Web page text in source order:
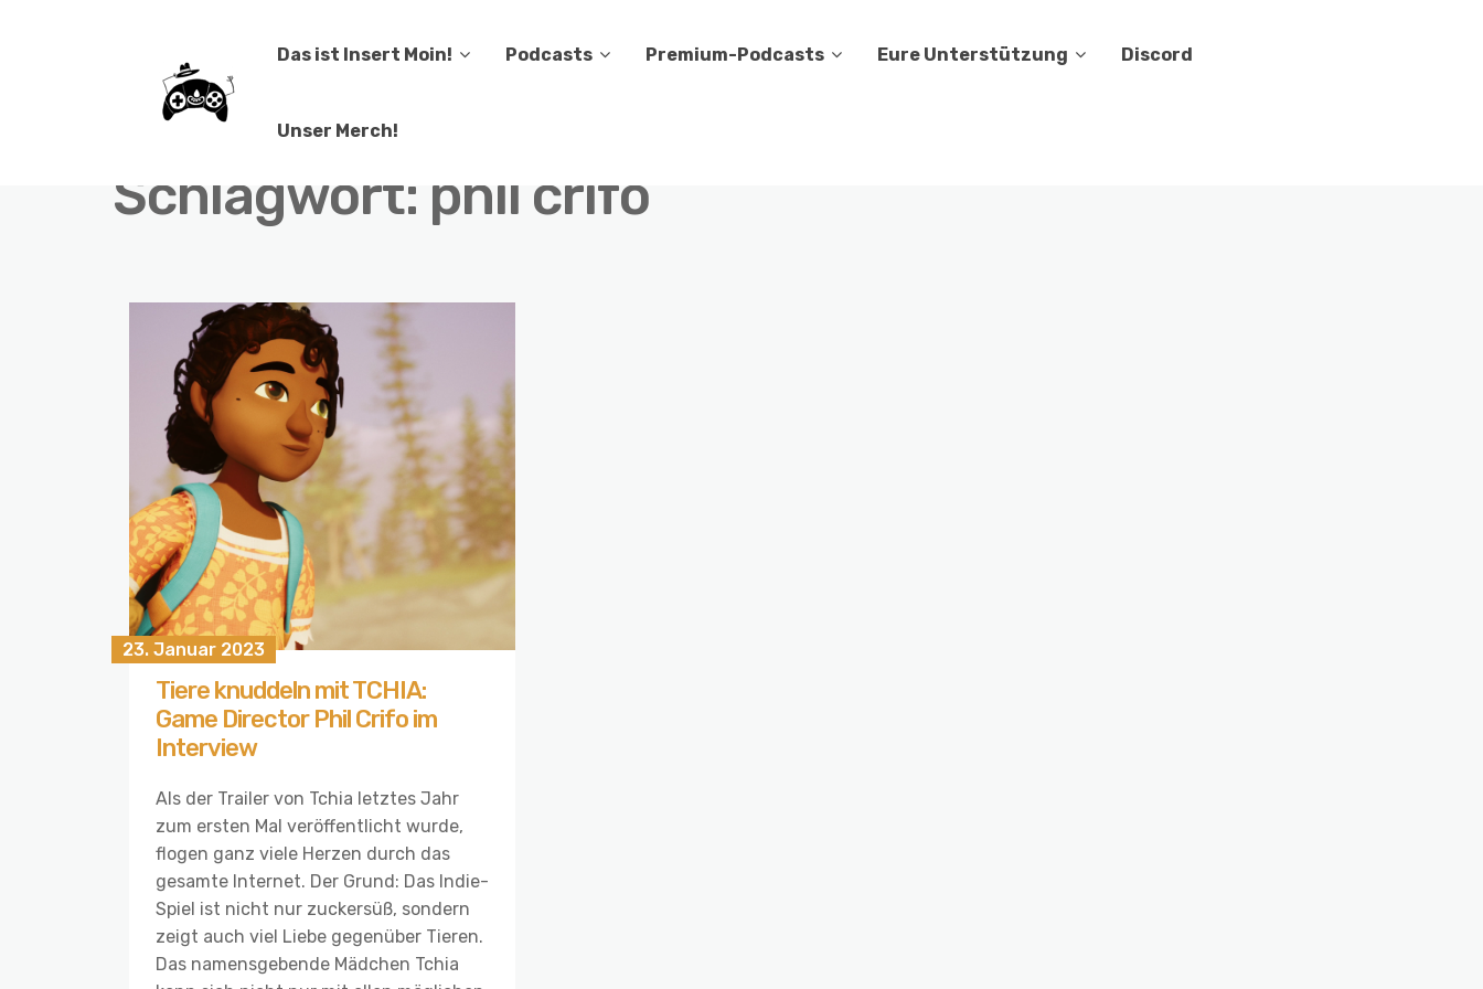
Das ist Insert Moin! Podcasts Premium-Podcasts Eure Unterstützung Discord
Unser Merch!
Schlagwort: phil crifo
23. Januar 2023
Tiere knuddeln mit TCHIA:
Game Director Phil Crifo im
Interview
Als der Trailer von Tchia letztes Jahr
zum ersten Mal veröffentlicht wurde,
flogen ganz viele Herzen durch das
gesamte Internet. Der Grund: Das Indie-
Spiel ist nicht nur zuckersüß, sondern
zeigt auch viel Liebe gegenüber Tieren.
Das namensgebende Mädchen Tchia